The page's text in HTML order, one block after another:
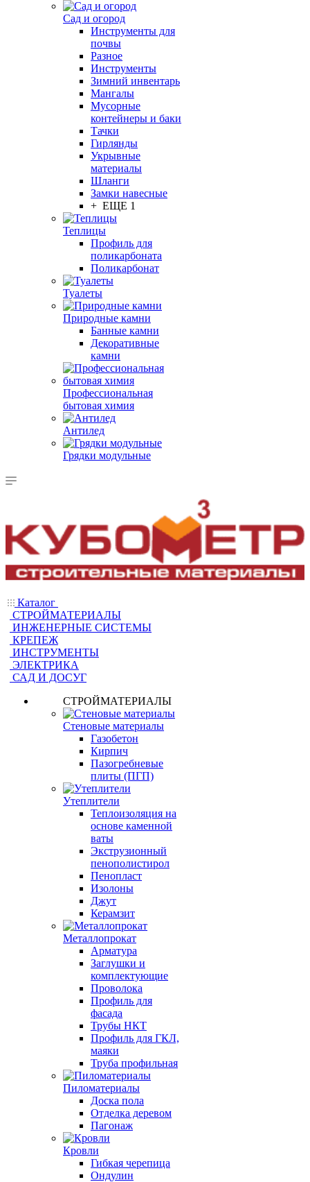
Сад и огород
Инструменты для
почвы
Разное
Инструменты
Зимний инвентарь
Мангалы
Мусорные
контейнеры и баки
Тачки
Гирлянды
Укрывные
материалы
Шланги
Замки навесные
+ ЕЩЕ 1
Теплицы
Профиль для
поликарбоната
Поликарбонат
Туалеты
Природные камни
Банные камни
Декоративные
камни
Профессиональная
бытовая химия
Антилед
Грядки модульные
Каталог
СТРОЙМАТЕРИАЛЫ
ИНЖЕНЕРНЫЕ СИСТЕМЫ
КРЕПЕЖ
ИНСТРУМЕНТЫ
ЭЛЕКТРИКА
САД И ДОСУГ
СТРОЙМАТЕРИАЛЫ
Стеновые материалы
Газобетон
Кирпич
Пазогребневые
плиты (ПГП)
Утеплители
Теплоизоляция на
основе каменной
ваты
Экструзионный
пенополистирол
Пенопласт
Изолоны
Джут
Керамзит
Металлопрокат
Арматура
Заглушки и
комплектующие
Проволока
Профиль для
фасада
Трубы НКТ
Профиль для ГКЛ,
маяки
Труба профильная
Пиломатериалы
Доска пола
Отделка деревом
Пагонаж
Кровли
Гибкая черепица
Ондулин